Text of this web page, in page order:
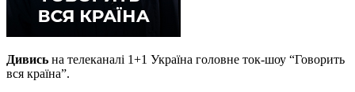
Дивись на телеканалі 1+1 Україна головне ток-шоу “Говорить
вся країна”.